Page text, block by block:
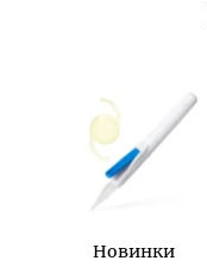
Новинки